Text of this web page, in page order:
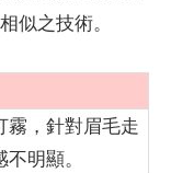
似之技術。
霧，針對眉毛走
明顯。